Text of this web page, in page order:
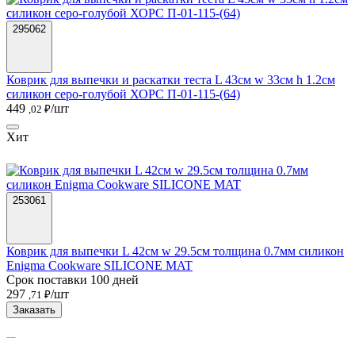
295062
Коврик для выпечки и раскатки теста L 43см w 33см h 1.2см
силикон серо-голубой ХОРС П-01-115-(64)
449 ,02 ₽/шт
Хит
253061
Коврик для выпечки L 42см w 29.5см толщина 0.7мм силикон
Enigma Cookware SILICONE MAT
Срок поставки 100 дней
297 ,71 ₽/шт
Заказать